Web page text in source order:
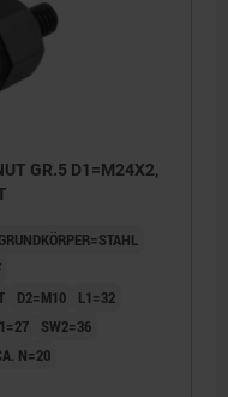
GR.5 D1=M24X2,
D2=M10
L1=32
SW2=36
N=20